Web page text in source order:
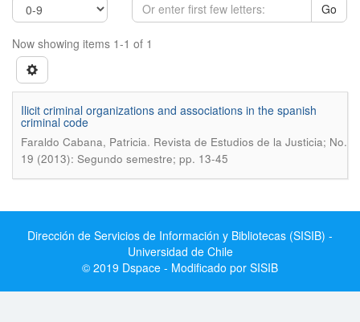
Go
Now showing items 1-1 of 1
Ilicit criminal organizations and associations in the spanish
criminal code
Faraldo Cabana, Patricia. Revista de Estudios de la Justicia; No.
19 (2013): Segundo semestre; pp. 13-45
Dirección de Servicios de Información y Bibliotecas (SISIB) -
Universidad de Chile
© 2019 Dspace - Modificado por SISIB